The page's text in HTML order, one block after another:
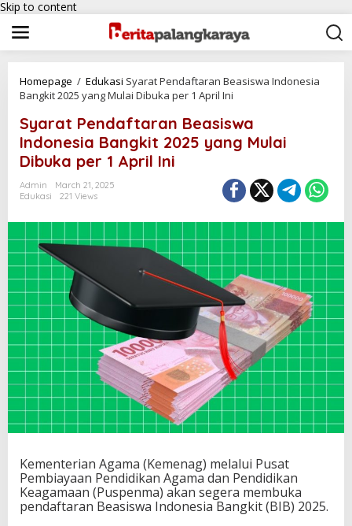
Skip to content
Homepage / Edukasi Syarat Pendaftaran Beasiswa Indonesia
Bangkit 2025 yang Mulai Dibuka per 1 April Ini
Syarat Pendaftaran Beasiswa
Indonesia Bangkit 2025 yang Mulai
Dibuka per 1 April Ini
Admin
March 21, 2025
Edukasi
221 Views
Kementerian Agama (Kemenag) melalui Pusat
Pembiayaan Pendidikan Agama dan Pendidikan
Keagamaan (Puspenma) akan segera membuka
pendaftaran Beasiswa Indonesia Bangkit (BIB) 2025.